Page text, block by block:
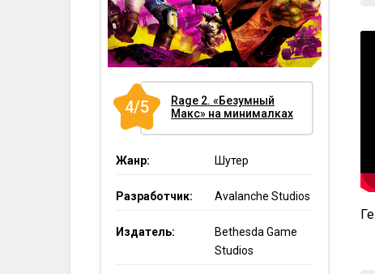
4/5
Rage 2. «Безумный
Макс» на минималках
Жанр: Шутер
Разработчик: Avalanche Studios
Издатель:
Bethesda Game
Studios